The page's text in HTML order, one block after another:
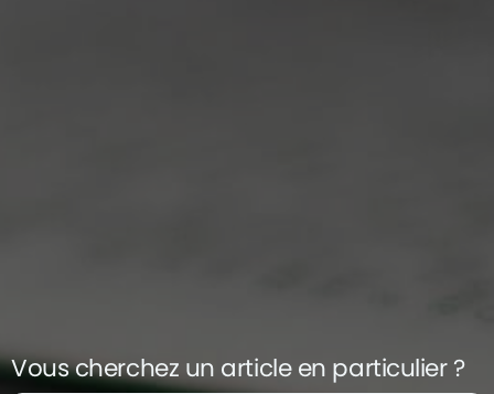
Vous cherchez un article en particulier ?